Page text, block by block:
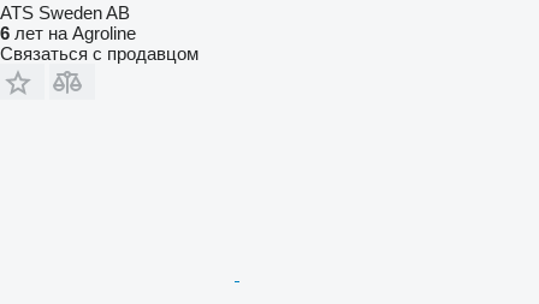
ATS Sweden AB
6 лет на Agroline
Связаться с продавцом